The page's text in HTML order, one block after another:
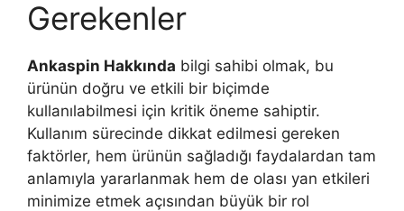
Gerekenler
Ankaspin Hakkında bilgi sahibi olmak, bu
ürünün doğru ve etkili bir biçimde
kullanılabilmesi için kritik öneme sahiptir.
Kullanım sürecinde dikkat edilmesi gereken
faktörler, hem ürünün sağladığı faydalardan tam
anlamıyla yararlanmak hem de olası yan etkileri
minimize etmek açısından büyük bir rol